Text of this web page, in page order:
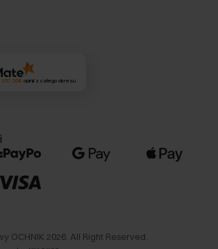
357 208 opinii z całego okresu
OCHNIK 2026 . All Right Reserved.